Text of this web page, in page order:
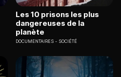
Les 10 prisons les plus
dangereuses de la
planète
DOCUMENTAIRES SOCIÉTÉ